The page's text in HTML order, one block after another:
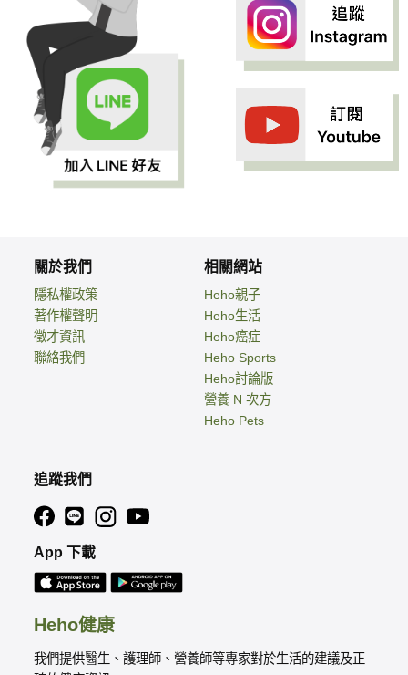
Heho健康
我們提供醫生、護理師、營養師等專家對於生活的建議及正
關於我們
隱私權政策
著作權聲明
徵才資訊
聯絡我們
相關網站
Heho親子
Heho生活
Heho癌症
Heho Sports
Heho討論版
營養 N 次方
Heho Pets
追蹤我們
App 下載